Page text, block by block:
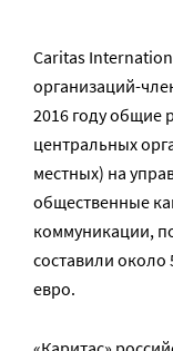
Caritas
организаций-
2016 году общие
центральных
местных) на
общественные
коммуникации,
составили около
евро.